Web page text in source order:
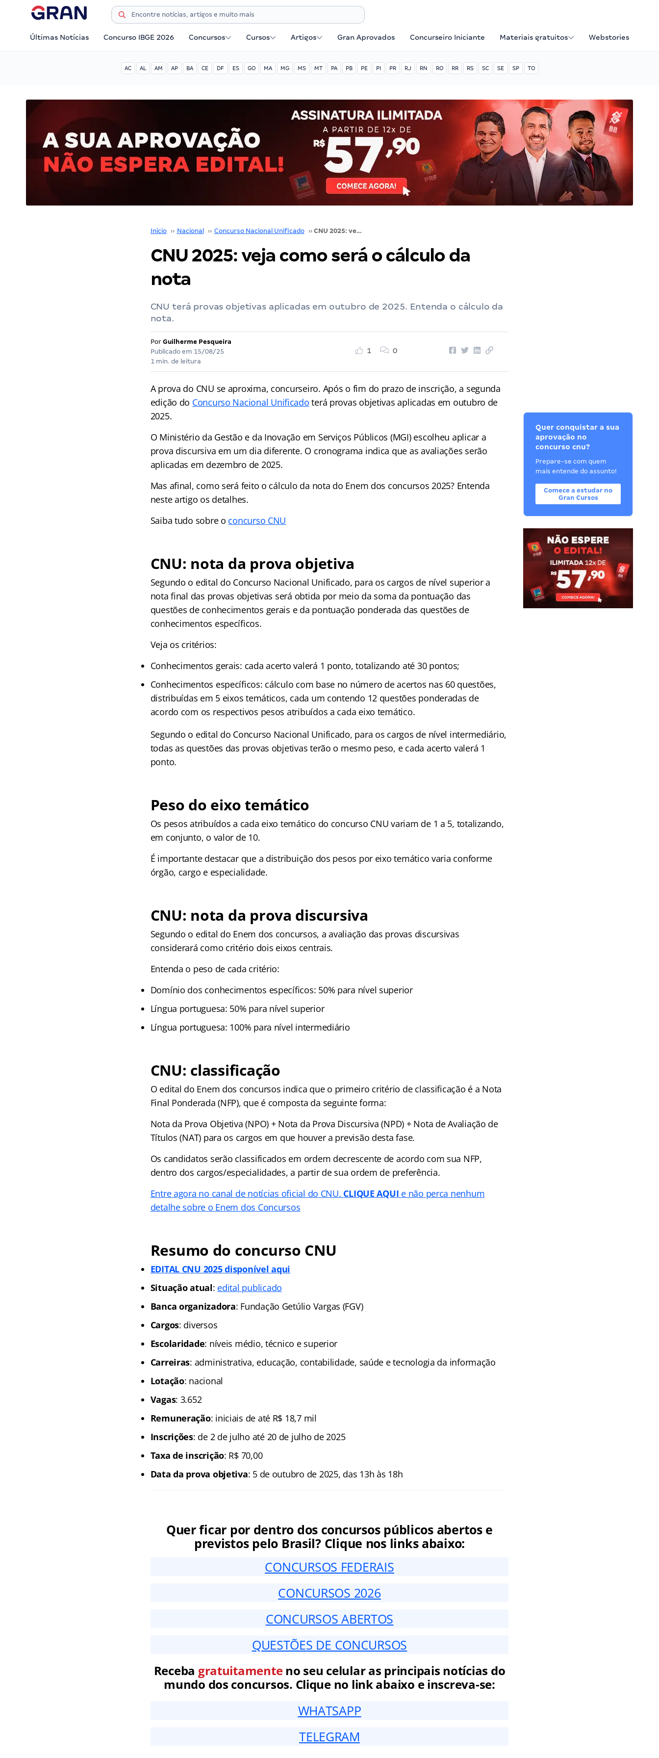
Últimas Notícias Concurso IBGE 2026 Concursos Cursos Artigos Gran Aprovados Concurseiro Iniciante Materiais gratuitos Webstories
AC AL AM AP BA CE DF ES GO MA MG MS MT PA PB PE PI PR RJ RN RO RR RS SC SE SP TO
Início ›› Nacional ›› Concurso Nacional Unificado ›› CNU 2025: veja como será o cálculo da nota
CNU 2025: veja como será o cálculo da
nota
CNU terá provas objetivas aplicadas em outubro de 2025. Entenda o cálculo da
nota.
Por Guilherme Pesqueira
Publicado em 15/08/25
1 min. de leitura
1 0
A prova do CNU se aproxima, concurseiro. Após o fim do prazo de inscrição, a segunda
edição do Concurso Nacional Unificado terá provas objetivas aplicadas em outubro de
2025.
O Ministério da Gestão e da Inovação em Serviços Públicos (MGI) escolheu aplicar a
prova discursiva em um dia diferente. O cronograma indica que as avaliações serão
aplicadas em dezembro de 2025.
Mas afinal, como será feito o cálculo da nota do Enem dos concursos 2025? Entenda
neste artigo os detalhes.
Saiba tudo sobre o concurso CNU
CNU: nota da prova objetiva
Segundo o edital do Concurso Nacional Unificado, para os cargos de nível superior a
nota final das provas objetivas será obtida por meio da soma da pontuação das
questões de conhecimentos gerais e da pontuação ponderada das questões de
conhecimentos específicos.
Veja os critérios:
Conhecimentos gerais: cada acerto valerá 1 ponto, totalizando até 30 pontos;
Conhecimentos específicos: cálculo com base no número de acertos nas 60 questões,
distribuídas em 5 eixos temáticos, cada um contendo 12 questões ponderadas de
acordo com os respectivos pesos atribuídos a cada eixo temático.
Segundo o edital do Concurso Nacional Unificado, para os cargos de nível intermediário,
todas as questões das provas objetivas terão o mesmo peso, e cada acerto valerá 1
ponto.
Peso do eixo temático
Os pesos atribuídos a cada eixo temático do concurso CNU variam de 1 a 5, totalizando,
em conjunto, o valor de 10.
É importante destacar que a distribuição dos pesos por eixo temático varia conforme
órgão, cargo e especialidade.
CNU: nota da prova discursiva
Segundo o edital do Enem dos concursos, a avaliação das provas discursivas
considerará como critério dois eixos centrais.
Entenda o peso de cada critério:
Domínio dos conhecimentos específicos: 50% para nível superior
Língua portuguesa: 50% para nível superior
Língua portuguesa: 100% para nível intermediário
CNU: classificação
O edital do Enem dos concursos indica que o primeiro critério de classificação é a Nota
Final Ponderada (NFP), que é composta da seguinte forma:
Nota da Prova Objetiva (NPO) + Nota da Prova Discursiva (NPD) + Nota de Avaliação de
Títulos (NAT) para os cargos em que houver a previsão desta fase.
Os candidatos serão classificados em ordem decrescente de acordo com sua NFP,
dentro dos cargos/especialidades, a partir de sua ordem de preferência.
Entre agora no canal de notícias oficial do CNU. CLIQUE AQUI e não perca nenhum
detalhe sobre o Enem dos Concursos
Resumo do concurso CNU
EDITAL CNU 2025 disponível aqui
Situação atual: edital publicado
Banca organizadora: Fundação Getúlio Vargas (FGV)
Cargos: diversos
Escolaridade: níveis médio, técnico e superior
Carreiras: administrativa, educação, contabilidade, saúde e tecnologia da informação
Lotação: nacional
Vagas: 3.652
Remuneração: iniciais de até R$ 18,7 mil
Inscrições: de 2 de julho até 20 de julho de 2025
Taxa de inscrição: R$ 70,00
Data da prova objetiva: 5 de outubro de 2025, das 13h às 18h
Quer ficar por dentro dos concursos públicos abertos e
previstos pelo Brasil? Clique nos links abaixo:
CONCURSOS FEDERAIS
CONCURSOS 2026
CONCURSOS ABERTOS
QUESTÕES DE CONCURSOS
Receba gratuitamenteno seu celular as principais notícias do
mundo dos concursos. Clique no link abaixo e inscreva-se:
WHATSAPP
TELEGRAM
Quer conquistar a sua
aprovação no
concurso cnu?
Prepare-se com quem
mais entende do assunto!
Comece a estudar no
Gran Cursos